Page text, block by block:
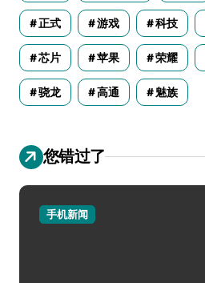
正式 游戏 科技
芯片 苹果 荣耀
骁龙 高通 魅族
您错过了
手机新闻